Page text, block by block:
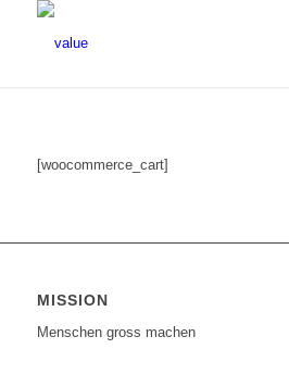
[woocommerce_cart]
MISSION
Menschen gross machen